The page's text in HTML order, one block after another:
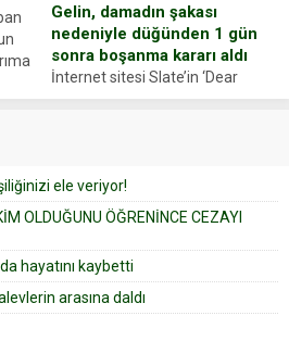
Gelin, damadın şakası
nedeniyle düğünden 1 gün
sonra boşanma kararı aldı
İnternet sitesi Slate’in ‘Dear
Prudence’ isimli tavsiye köşesine
yapıştırdığı için düğünden...
ele veriyor!
OLDUĞUNU ÖĞRENİNCE CEZAYI
hayatını kaybetti
arasına daldı